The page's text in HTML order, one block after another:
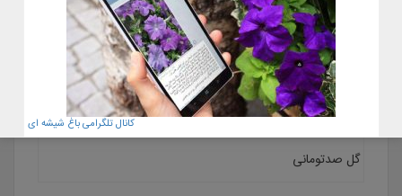
گل صدتومانی
کانال تلگرامی باغ شیشه ای